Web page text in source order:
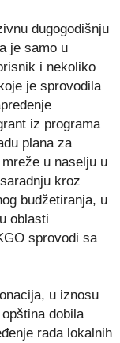
dugogodišnju
je samo u
i nekoliko
je sprovodila
iz programa
plana za
u naselju u
kroz
budžetiranja, u
oblasti
sprovodi sa
u iznosu
dobila
rada lokalnih